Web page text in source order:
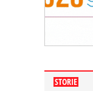
STORIE